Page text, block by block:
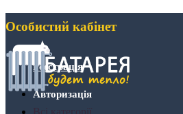
Особистий кабінет
Реєстрація
Авторизація